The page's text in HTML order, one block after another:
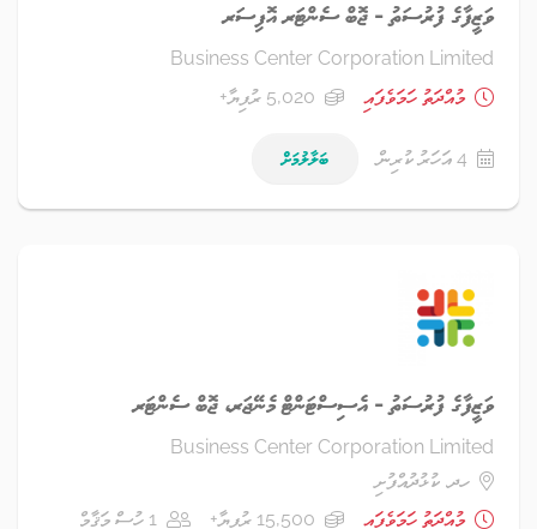
ވަޒީފާގެ ފުރުސަތު - ޖޮބް ސެންޓަރ އޮފިސަރ
Business Center Corporation Limited
މުއްދަތު ހަމަވެފައި
5,020 ރުފިޔާ+
4 އަހަރު ކުރިން ބަލާލުމަށް
ވަޒީފާގެ ފުރުސަތު - އެސިސްޓަންޓް މެނޭޖަރ، ޖޮބް ސެންޓަރ
Business Center Corporation Limited
ހދ. ކުޅުދުއްފުށި
މުއްދަތު ހަމަވެފައި
15,500 ރުފިޔާ+ 1 ހުސް މަޤާމް